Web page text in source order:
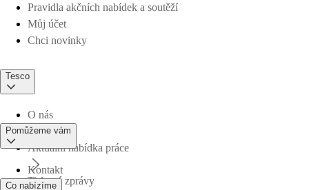
Pravidla akčních nabídek a soutěží
Můj účet
Chci novinky
Tesco
O nás
Aktuální nabídka práce
Tiskové zprávy
Pomůžeme vám
Kontakt
Co nabízíme